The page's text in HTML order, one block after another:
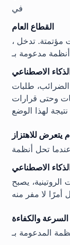
في
القطاع العام
، نرى أن العديد من الوظائف أصبحت مؤتمتة. تدخل
أنظمة مدعومة بـ
الذكاء الاصطناعي
طلبات
وحتى قرارات
عندما تحل أنظمة
الذكاء الاصطناعي
يصبح
المدعومة بـ